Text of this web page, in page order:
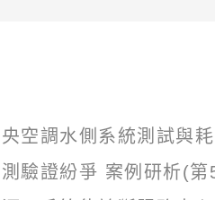
空調水側系統測試與
驗證紛爭 案例研析(第